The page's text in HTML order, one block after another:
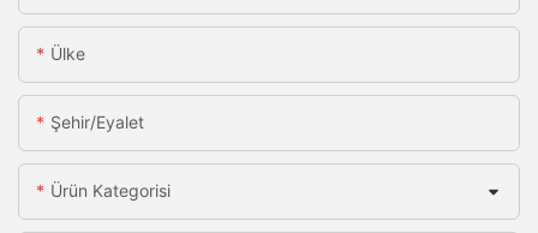
Ülke
Şehir/eyalet
Ürün Kategorisi